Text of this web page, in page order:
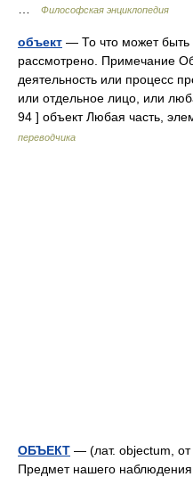
Философская энциклопедия
объект — То что может быть
рассмотрено. Примечание
деятельность или процесс
или отдельное лицо, или
94 ] объект Любая часть,
переводчика
ОБЪЕКТ — (лат. objectum, от
Предмет нашего